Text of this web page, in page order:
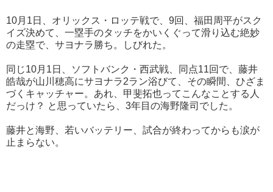
10月1日、オリックス・ロッテ戦で、9回、福田周平がスク
イズ決めて、一塁手のタッチをかいくぐって滑り込む絶妙
の走塁で、サヨナラ勝ち。しびれた。
同じ10月1日、ソフトバンク・西武戦、同点11回で、藤井
皓哉が山川穂高にサヨナラ2ラン浴びて、その瞬間、ひざま
づくキャッチャー。あれ、甲斐拓也ってこんなことする人
だっけ？ と思っていたら、3年目の海野隆司でした。
藤井と海野、若いバッテリー、試合が終わってからも涙が
止まらない。